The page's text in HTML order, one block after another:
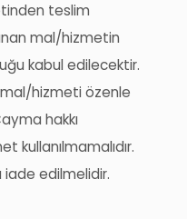
teslim
mal/hizmetin
kabul edilecektir.
hizmeti özenle
hakkı
kullanılmamalıdır.
iade edilmelidir.